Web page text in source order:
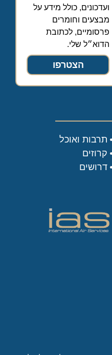
ועדכונים, כולל מידע על
מבצעים וחומרים
פרסומיים, לכתובת
הדוא״ל שלי.
הצטרפו
תרבות ואוכל
קרוזים
דרושים